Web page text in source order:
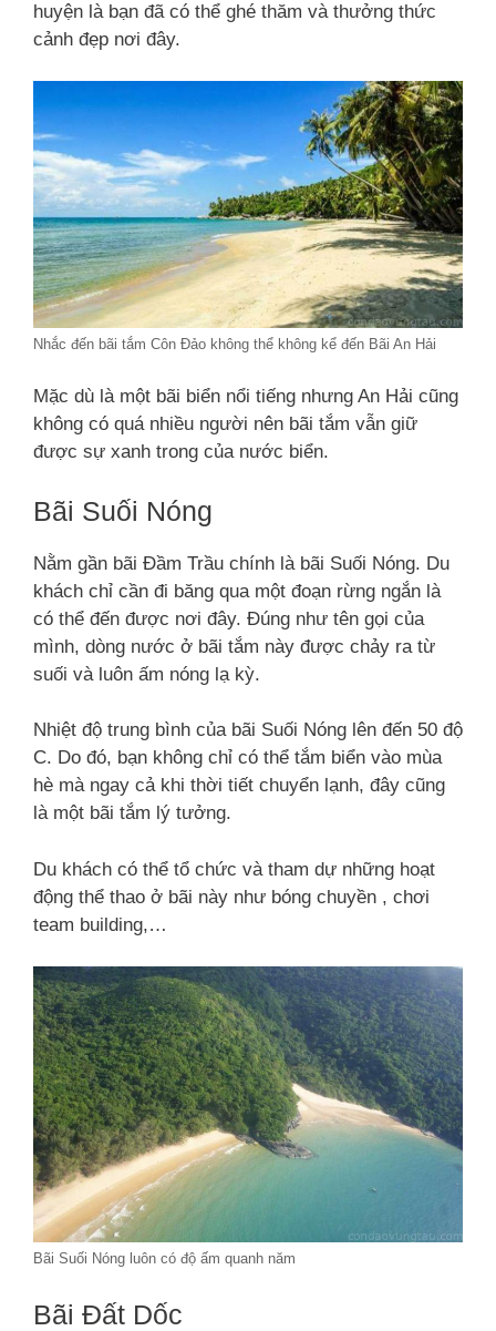
huyện là bạn đã có thể ghé thăm và thưởng thức
cảnh đẹp nơi đây.
Nhắc đến bãi tắm Côn Đảo không thể không kể đến Bãi An Hải
Mặc dù là một bãi biển nổi tiếng nhưng An Hải cũng
không có quá nhiều người nên bãi tắm vẫn giữ
được sự xanh trong của nước biển.
Bãi Suối Nóng
Nằm gần bãi Đầm Trầu chính là bãi Suối Nóng. Du
khách chỉ cần đi băng qua một đoạn rừng ngắn là
có thể đến được nơi đây. Đúng như tên gọi của
mình, dòng nước ở bãi tắm này được chảy ra từ
suối và luôn ấm nóng lạ kỳ.
Nhiệt độ trung bình của bãi Suối Nóng lên đến 50 độ
C. Do đó, bạn không chỉ có thể tắm biển vào mùa
hè mà ngay cả khi thời tiết chuyển lạnh, đây cũng
là một bãi tắm lý tưởng.
Du khách có thể tổ chức và tham dự những hoạt
động thể thao ở bãi này như bóng chuyền , chơi
team building,…
Bãi Suối Nóng luôn có độ ấm quanh năm
Bãi Đất Dốc